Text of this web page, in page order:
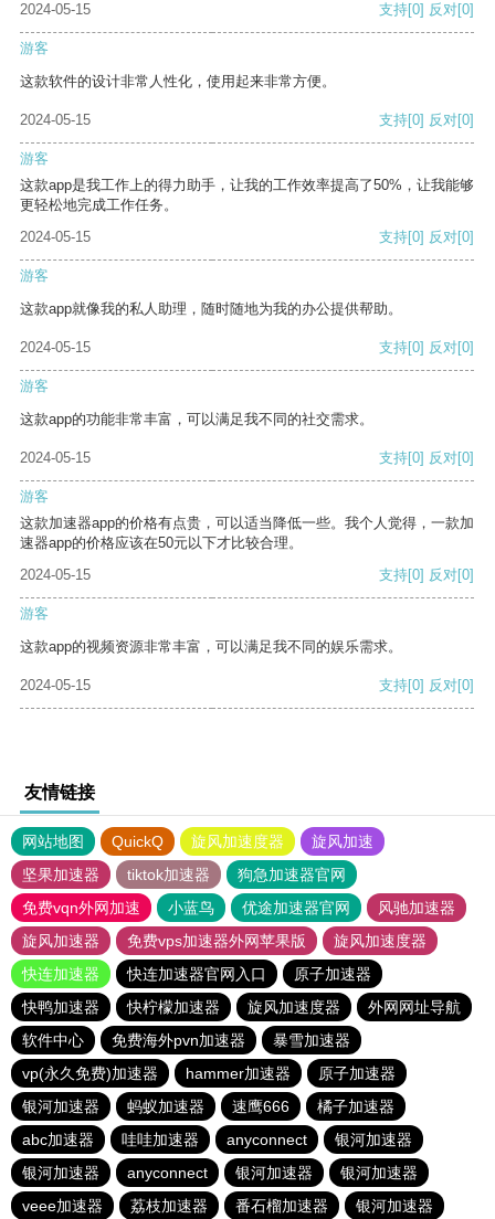
2024-05-15 支持[0] 反对[0]
游客
这款软件的设计非常人性化，使用起来非常方便。
2024-05-15 支持[0] 反对[0]
游客
这款app是我工作上的得力助手，让我的工作效率提高了50%，让我能够
更轻松地完成工作任务。
2024-05-15
支持[0] 反对[0]
游客
这款app就像我的私人助理，随时随地为我的办公提供帮助。
2024-05-15 支持[0] 反对[0]
游客
这款app的功能非常丰富，可以满足我不同的社交需求。
2024-05-15 支持[0] 反对[0]
游客
这款加速器app的价格有点贵，可以适当降低一些。我个人觉得，一款加
速器app的价格应该在50元以下才比较合理。
2024-05-15
支持[0] 反对[0]
游客
这款app的视频资源非常丰富，可以满足我不同的娱乐需求。
2024-05-15 支持[0] 反对[0]
友情链接
网站地图 QuickQ 旋风加速度器
旋风加速
坚果加速器
tiktok加速器
狗急加速器官网
免费vqn外网加速
小蓝鸟 优途加速器官网
风驰加速器
旋风加速器
免费vps加速器外网苹果版
旋风加速度器
快连加速器
快连加速器官网入口
原子加速器
快鸭加速器
快柠檬加速器 旋风加速度器
外网网址导航
软件中心
免费海外pvn加速器
暴雪加速器
vp(永久免费)加速器
hammer加速器
原子加速器
银河加速器
蚂蚁加速器 速鹰666
橘子加速器
abc加速器
哇哇加速器 anyconnect
银河加速器
银河加速器
anyconnect 银河加速器
银河加速器
veee加速器
荔枝加速器 番石榴加速器 银河加速器